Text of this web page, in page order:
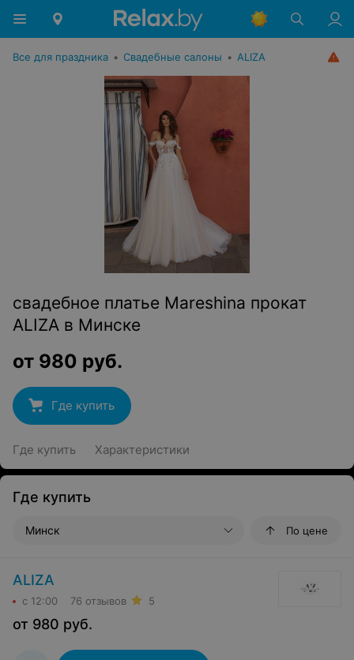
Все для праздника • Свадебные салоны • ALIZA
свадебное платье Mareshina прокат
ALIZA в Минске
от 980 руб.
Где купить
Где купить Характеристики
Где купить
Минск По цене
ALIZA
с 12:00 76 отзывов 5
от 980 руб.